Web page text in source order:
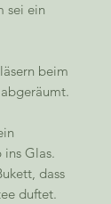
sei ein
beim
Glas.
dass
duftet.